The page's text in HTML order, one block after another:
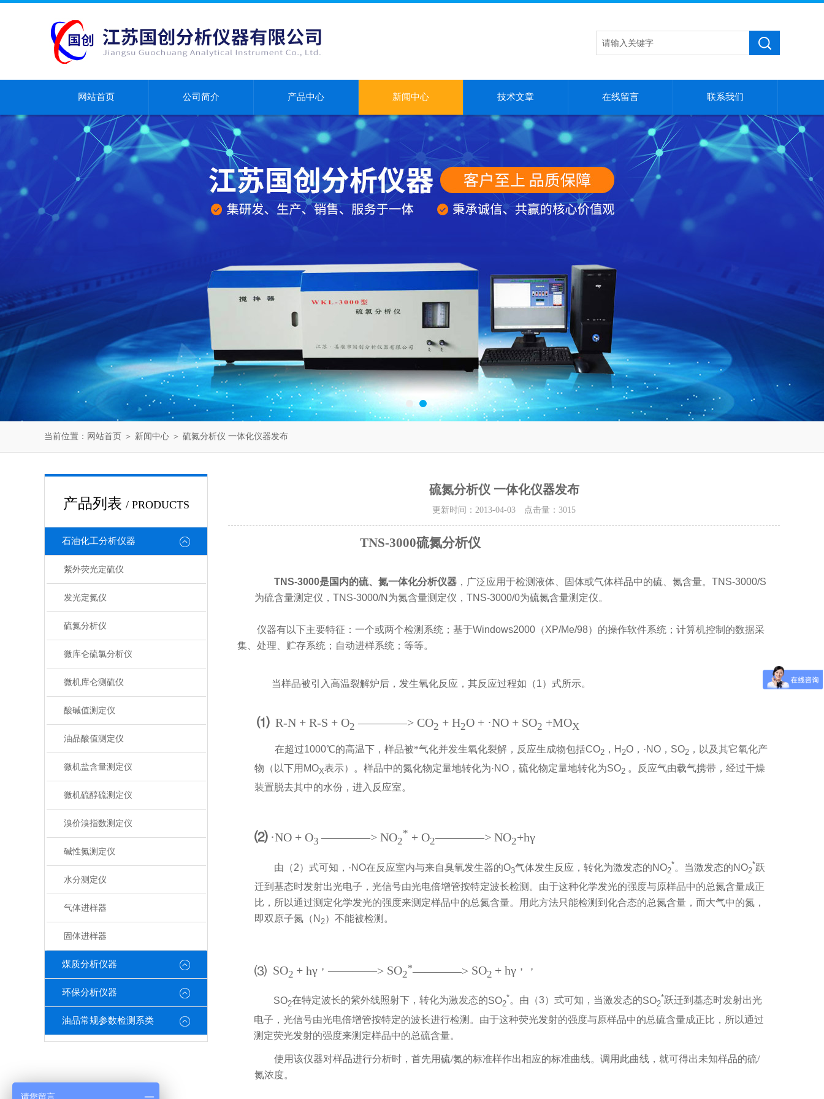
网站首页 公司简介 产品中心 新闻中心 技术文章 在线留言 联系我们
当前位置： 网站首页 ＞ 新闻中心 ＞ 硫氮分析仪 一体化仪器发布
产品列表 / PRODUCTS
石油化工分析仪器
紫外荧光定硫仪
发光定氮仪
硫氮分析仪
微库仑硫氯分析仪
微机库仑测硫仪
酸碱值测定仪
油品酸值测定仪
微机盐含量测定仪
微机硫醇硫测定仪
溴价溴指数测定仪
碱性氮测定仪
水分测定仪
气体进样器
固体进样器
煤质分析仪器
环保分析仪器
油品常规参数检测系类
硫氮分析仪 一体化仪器发布
更新时间：2013-04-03 点击量： 3015
TNS-3000硫氮分析仪
TNS-3000是国内的硫、氮一体化分析仪器 ，广泛应用于检测液体、固体或气体样品中的硫、氮含量。 TNS-3000/S
为硫含量测定仪， TNS-3000/N 为氮含量测定仪， TNS-3000/0为硫氮含量测定仪。
仪器有以下主要特征：一个或两个检测系统；基于Windows2000 （XP/Me/98）的操作软件系统；计算机控制的数据采
集、处理、贮存系统；自动进样系统；等等。
当样品被引入高温裂解炉后，发生氧化反应，其反应过程如（1）式所示。
⑴R-N + R-S + O2 ————>CO2 + H2O + ·NO + SO2 +MOX
在超过1000℃的高温下，样品被*气化并发生氧化裂解，反应生成物包括CO2 ， H 2O ，·NO ， SO2 ，以及其它氧化产
物（以下用 MOX表示）。样品中的氮化物定量地转化为·NO ，硫化物定量地转化为SO2 。反应气由载气携带，经过干燥
装置脱去其中的水份，进入反应室。
⑵ ·NO + O3 ————> NO2
* + O2————> NO2+hγ
由（2）式可知，·NO在反应室内与来自臭氧发生器的O3气体发生反应，转化为激发态的NO2
*。当激发态的NO2
*跃
迁到基态时发射出光电子，光信号由光电倍增管按特定波长检测。由于这种化学发光的强度与原样品中的总氮含量成正
比，所以通过测定化学发光的强度来测定样品中的总氮含量。用此方法只能检测到化合态的总氮含量，而大气中的氮，
即双原子氮（ N 2）不能被检测。
⑶ SO2 + hγ ， ————> SO2
*————> SO2 + hγ ，，
SO2在特定波长的紫外线照射下，转化为激发态的SO2
*。由（3）式可知，当激发态的SO2
*跃迁到基态时发射出光
电子，光信号由光电倍增管按特定的波长进行检测。由于这种荧光发射的强度与原样品中的总硫含量成正比，所以通过
测定荧光发射的强度来测定样品中的总硫含量。
使用该仪器对样品进行分析时，首先用硫/氮的标准样作出相应的标准曲线。调用此曲线，就可得出未知样品的硫/
氮浓度。
请您留言